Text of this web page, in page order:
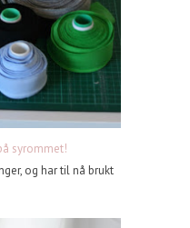
syrommet!
og har til nå brukt